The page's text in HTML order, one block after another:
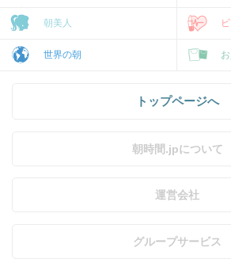
朝美人
世界の朝
トップページへ
朝時間.jpについて
運営会社
グループサービス